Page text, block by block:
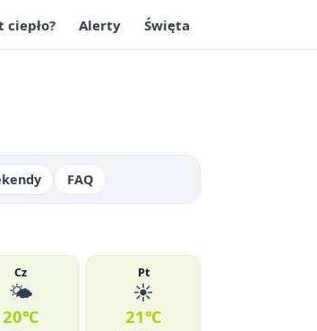
ciepło? Alerty Święta
FAQ
Cz
🌤️
20℃
Pt
☀️
21℃